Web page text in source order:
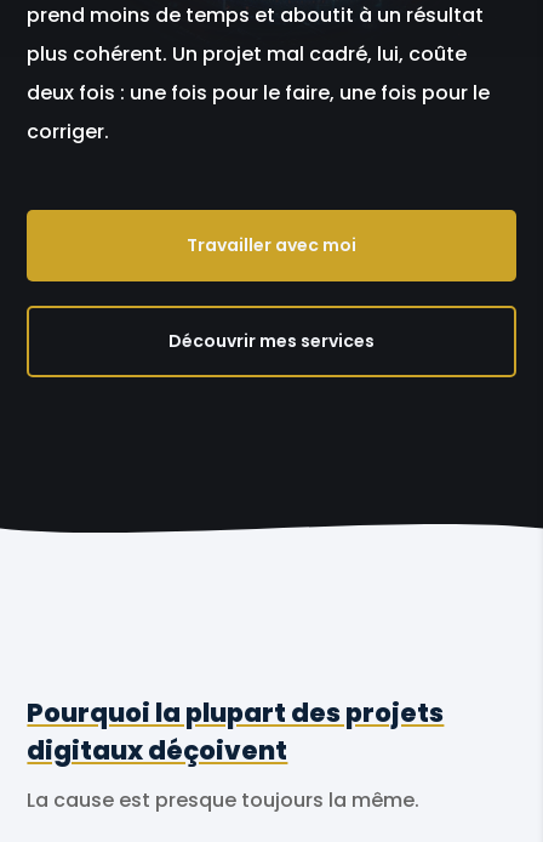
prend moins de temps et aboutit à un résultat
plus cohérent. Un projet mal cadré, lui, coûte
deux fois : une fois pour le faire, une fois pour le
corriger.
Travailler avec moi
Découvrir mes services
Pourquoi la plupart des projets
digitaux déçoivent
La cause est presque toujours la même.